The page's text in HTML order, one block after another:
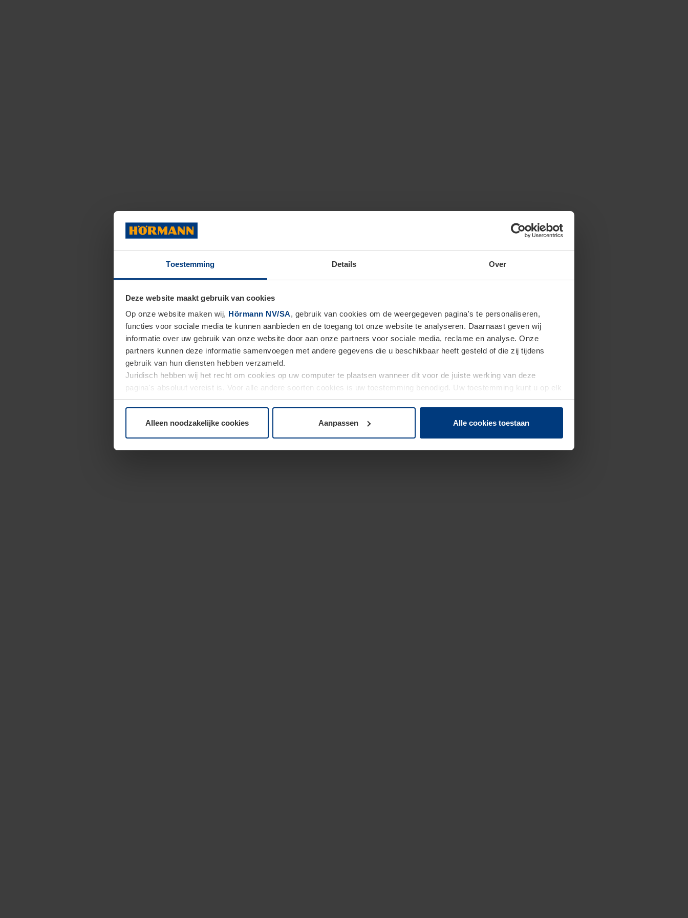
Toestemming Details Over
Deze website maakt gebruik van cookies
Op onze website maken wij, Hörmann NV/SA, gebruik van cookies om de weergegeven pagina's te personaliseren,
functies voor sociale media te kunnen aanbieden en de toegang tot onze website te analyseren. Daarnaast geven wij
informatie over uw gebruik van onze website door aan onze partners voor sociale media, reclame en analyse. Onze
partners kunnen deze informatie samenvoegen met andere gegevens die u beschikbaar heeft gesteld of die zij tijdens
gebruik van hun diensten hebben verzameld.
Juridisch hebben wij het recht om cookies op uw computer te plaatsen wanneer dit voor de juiste werking van deze
pagina's absoluut vereist is. Voor alle andere soorten cookies is uw toestemming benodigd. Uw toestemming kunt u op elk
moment bij de uitleg van de cookies op paginaPrivacyverklaringop onze website wijzigen of herroepen.
Alleen noodzakelijke cookies Aanpassen Alle cookies toestaan